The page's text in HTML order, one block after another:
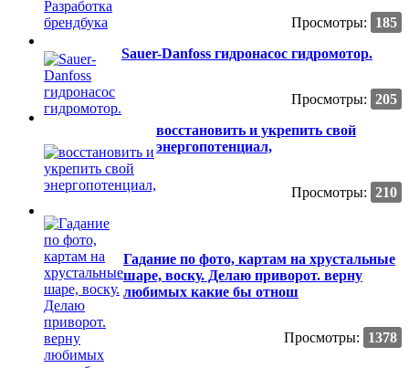
Просмотры:
185
Sauer-Danfoss гидронасос гидромотор.
Просмотры: 205
восстановить и укрепить свой
энергопотенциал,
Просмотры: 210
Гадание по фото, картам на хрустальные
шаре, воску. Делаю приворот. верну
любимых какие бы отнош
Просмотры: 1378